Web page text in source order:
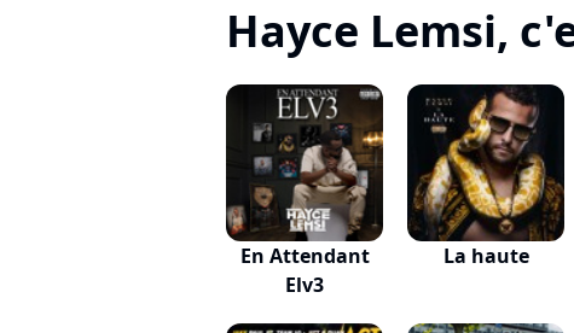
Hayce Lemsi,
En Attendant
Elv3
La haute